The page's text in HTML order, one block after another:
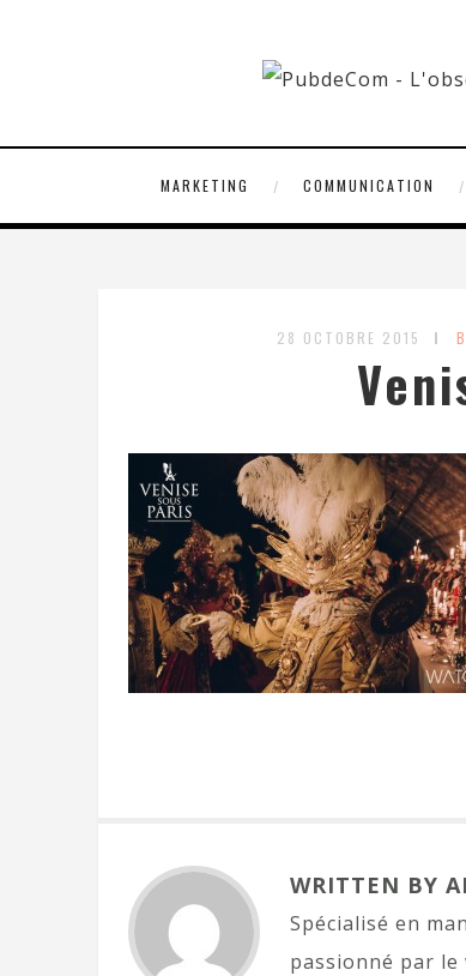
MARKETING COMMUNICATION
28 OCTOBRE 2015
WRITTEN BY
Spécialisé en
passionné par le